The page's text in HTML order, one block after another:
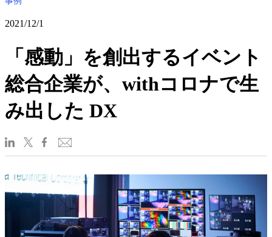
2021/12/1
「感動」を創出するイベント
総合企業が、withコロナで生
み出した DX